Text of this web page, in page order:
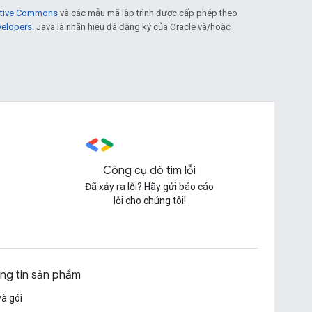
Commons và các mẫu mã lập trình được cấp phép theo
. Java là nhãn hiệu đã đăng ký của Oracle và/hoặc
Công cụ dò tìm lỗi
Đã xảy ra lỗi? Hãy gửi báo cáo
lỗi cho chúng tôi!
tin sản phẩm
gói